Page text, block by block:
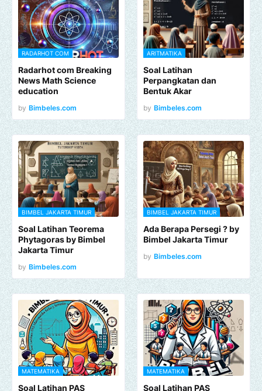
RADARHOT COM
Radarhot com Breaking
News Math Science
education
by Bimbeles.com
ARITMATIKA
Soal Latihan
Perpangkatan dan
Bentuk Akar
by Bimbeles.com
BIMBEL JAKARTA TIMUR
Soal Latihan Teorema
Phytagoras by Bimbel
Jakarta Timur
by Bimbeles.com
BIMBEL JAKARTA TIMUR
Ada Berapa Persegi ? by
Bimbel Jakarta Timur
by Bimbeles.com
MATEMATIKA
Soal Latihan PAS
MATEMATIKA
Soal Latihan PAS